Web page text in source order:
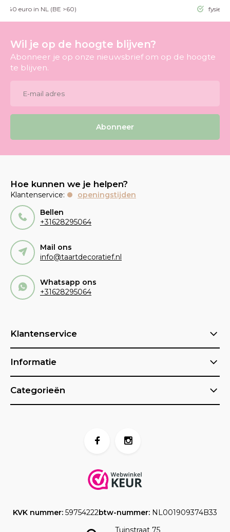
>40 euro in NL (BE >60) fysieke
Wil je op de hoogte blijven?
Abonneer je op onze nieuwsbrief om op de hoogte
te blijven.
Abonneer
Hoe kunnen we je helpen?
Klantenservice:
openingstijden
Bellen
+31628295064
Mail ons
info@taartdecoratief.nl
Whatsapp ons
+31628295064
Klantenservice
Informatie
Categorieën
Tuinstraat 75
KVK nummer: 59754222btw-nummer: NL001909374B33